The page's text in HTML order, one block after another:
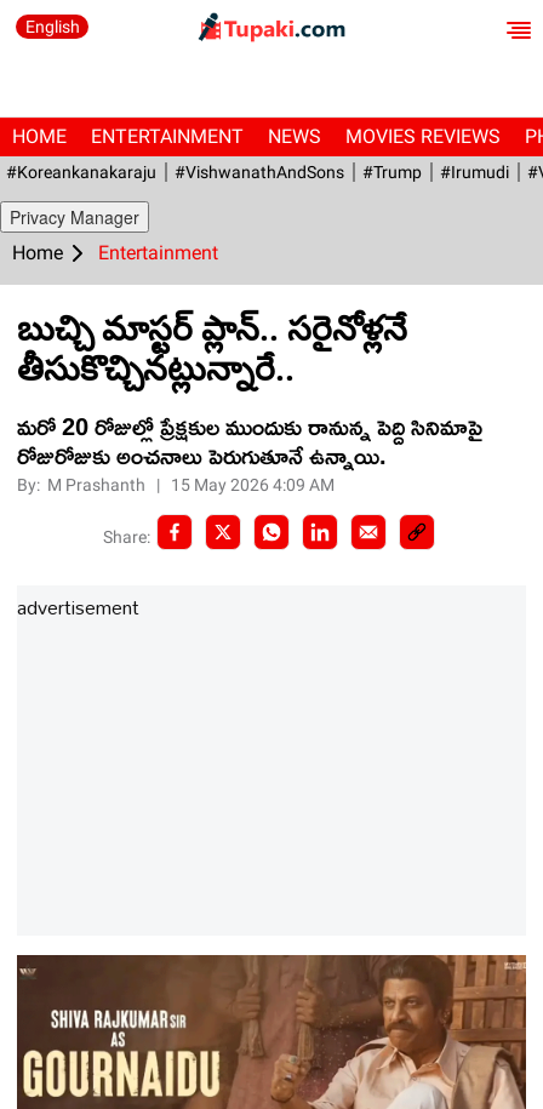
English
HOME ENTERTAINMENT NEWS MOVIES REVIEWS
#Koreankanakaraju #VishwanathAndSons #Trump #irumudi
Privacy Manager
Home Entertainment
బుచ్చి మాస్టర్ ప్లాన్.. సరైనోళ్లనే
తీసుకొచ్చినట్లున్నారే..
మరో 20 రోజుల్లో ప్రేక్షకుల ముందుకు రానున్న పెద్ది సినిమాపై
రోజురోజుకు అంచనాలు పెరుగుతూనే ఉన్నాయి.
By: M Prashanth | 15 May 2026 4:09 AM
Share:
advertisement